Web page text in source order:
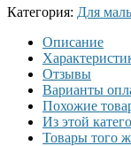
Категория: Для
Описание
Отзывы
Варианты
Похожие
Из этой
Товары того